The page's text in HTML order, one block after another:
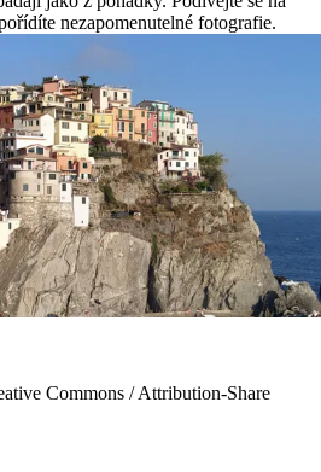
nezapomenutelné fotografie.
Commons / Attribution-Share